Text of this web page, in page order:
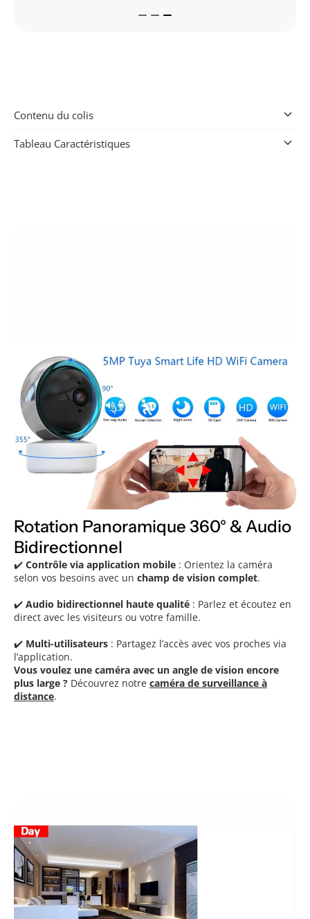
Contenu du colis keyboard_arrow_down
Tableau Caractéristiques keyboard_arrow_down
Rotation Panoramique 360° & Audio
Bidirectionnel
✔️ Contrôle via application mobile : Orientez la caméra
selon vos besoins avec un champ de vision complet.
✔️ Audio bidirectionnel haute qualité : Parlez et écoutez en
direct avec les visiteurs ou votre famille.
✔️ Multi-utilisateurs : Partagez l’accès avec vos proches via
l’application.
Vous voulez une caméra avec un angle de vision encore
plus large ? Découvrez notre caméra de surveillance à
distance.